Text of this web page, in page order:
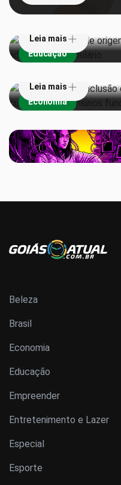
Educação
adotou no vocabulário
Leia mais
Economia
Senado aprova
currículos dos ensinos
Leia mais
Beleza
Brasil
Economia
Educação
Empreender
Entretenimento e Lazer
Especial
Esporte